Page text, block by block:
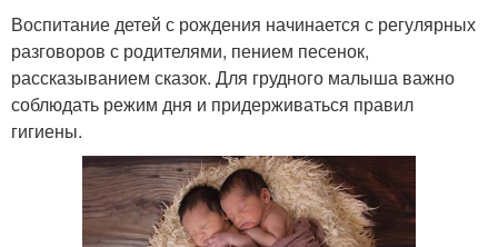
Воспитание детей с рождения начинается с регулярных
разговоров с родителями, пением песенок,
рассказыванием сказок. Для грудного малыша важно
соблюдать режим дня и придерживаться правил
гигиены.